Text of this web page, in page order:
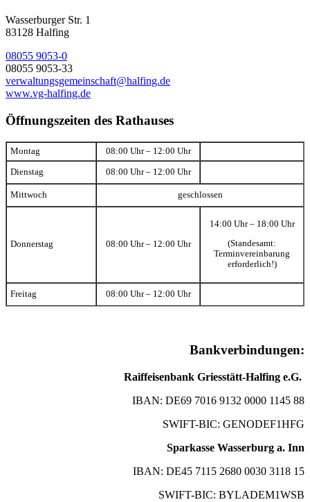
Wasserburger Str. 1
83128 Halfing
08055 9053-0
08055 9053-33
verwaltungsgemeinschaft@halfing.de
www.vg-halfing.de
Öffnungszeiten des Rathauses
Montag 08:00 Uhr – 12:00 Uhr
Dienstag 08:00 Uhr – 12:00 Uhr
Mittwoch geschlossen
Donnerstag 08:00 Uhr – 12:00 Uhr
14:00 Uhr – 18:00 Uhr
(Standesamt:
Terminvereinbarung
erforderlich!)
Freitag 08:00 Uhr – 12:00 Uhr
Bankverbindungen:
Raiffeisenbank Griesstätt-Halfing e.G.
IBAN: DE69 7016 9132 0000 1145 88
SWIFT-BIC: GENODEF1HFG
Sparkasse Wasserburg a. Inn
IBAN: DE45 7115 2680 0030 3118 15
SWIFT-BIC: BYLADEM1WSB